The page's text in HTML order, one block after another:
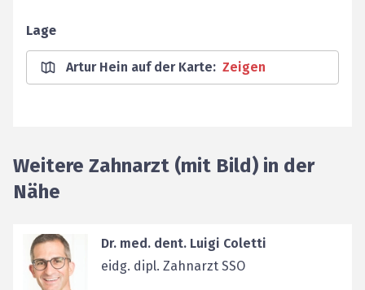
Lage
Artur Hein auf der Karte: Zeigen
Weitere Zahnarzt (mit Bild) in der
Nähe
Dr. med. dent. Luigi Coletti
eidg. dipl. Zahnarzt SSO